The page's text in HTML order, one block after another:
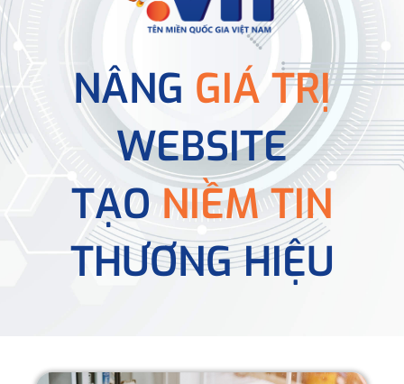
NÂNG GIÁ TRỊ
WEBSITE
TẠONIỀM TIN
THƯƠNG HIỆU